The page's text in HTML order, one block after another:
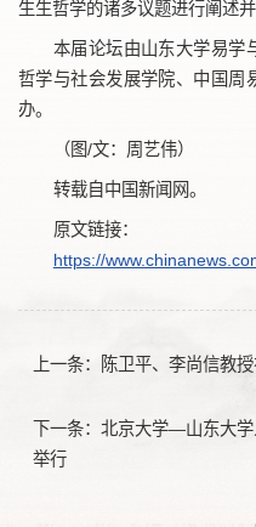
生生哲学的诸多议题进行阐述并
本届论坛由山东大学易学
哲学与社会发展学院、中国周
办。
（图/文：周艺伟）
转载自中国新闻网。
原文链接：
https://
上一条： 陈卫平、李尚信教
下一条： 北京大学—山东大学
举行